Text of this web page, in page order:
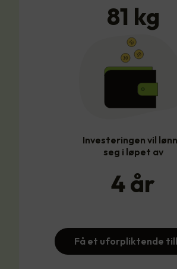
81 kg
Investeringen vil
seg i løpet av
4år
Få et uforpliktende